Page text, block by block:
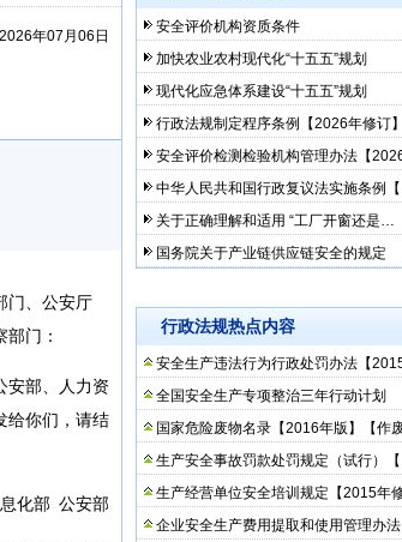
年07月06日
门、公安厅
门：
安部、人力资
给你们，请结
化部 公安部
安全评价机构资质条件
加快农业农村现代化“十五五”规划
现代化应急体系建设“十五五”规划
行政法规制定程序条例【2026年修订】
安全评价检测检验机构管理办法【
中华人民共和国行政复议法实施条例
关于正确理解和适用 “工厂开窗还是…
国务院关于产业链供应链安全的规定
行政法规热点内容
安全生产违法行为行政处罚办法【
全国安全生产专项整治三年行动计划
国家危险废物名录【2016年版】【作废
生产安全事故罚款处罚规定（试行）
生产经营单位安全培训规定【2015年
企业安全生产费用提取和使用管理办